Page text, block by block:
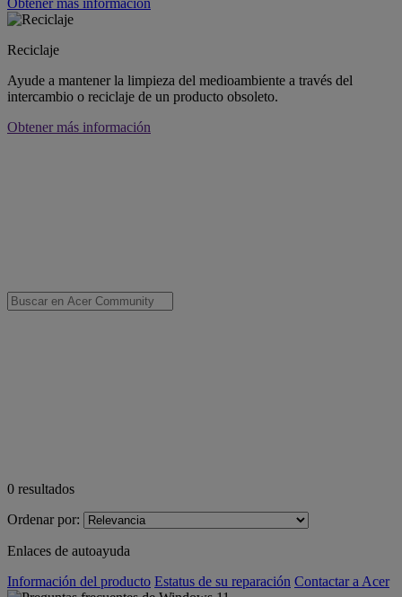
Obtener más información
Reciclaje
Ayude a mantener la limpieza del medioambiente a través del
intercambio o reciclaje de un producto obsoleto.
Obtener más información
0 resultados
Ordenar por:
Enlaces de autoayuda
Información del producto Estatus de su reparación Contactar a Acer